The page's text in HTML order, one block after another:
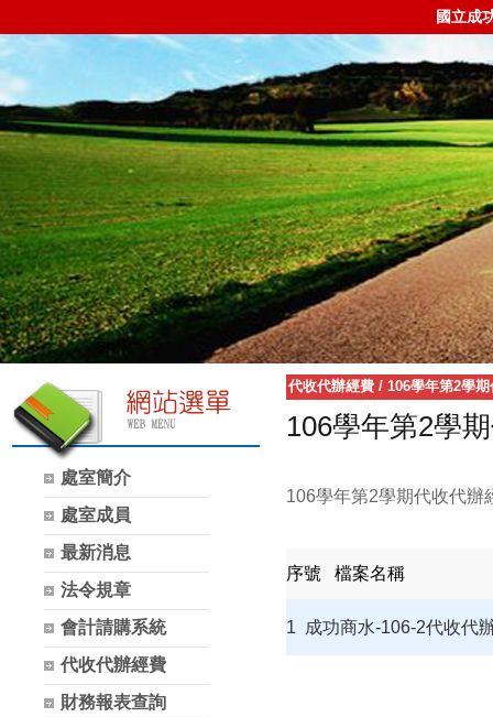
國立成
處室簡介
處室成員
最新消息
法令規章
會計請購系統
代收代辦經費
財務報表查詢
代收代辦經費 / 106學年第2學
106學年第2學
106學年第2學期代收代辦
序號 檔案名稱
1 成功商水-106-2代收代